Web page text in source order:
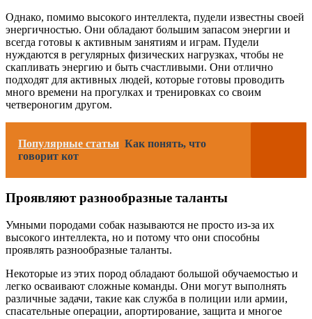
Однако, помимо высокого интеллекта, пудели известны своей
энергичностью. Они обладают большим запасом энергии и
всегда готовы к активным занятиям и играм. Пудели
нуждаются в регулярных физических нагрузках, чтобы не
скапливать энергию и быть счастливыми. Они отлично
подходят для активных людей, которые готовы проводить
много времени на прогулках и тренировках со своим
четвероногим другом.
Популярные статьи Как понять, что
говорит кот
Проявляют разнообразные таланты
Умными породами собак называются не просто из-за их
высокого интеллекта, но и потому что они способны
проявлять разнообразные таланты.
Некоторые из этих пород обладают большой обучаемостью и
легко осваивают сложные команды. Они могут выполнять
различные задачи, такие как служба в полиции или армии,
спасательные операции, апортирование, защита и многое